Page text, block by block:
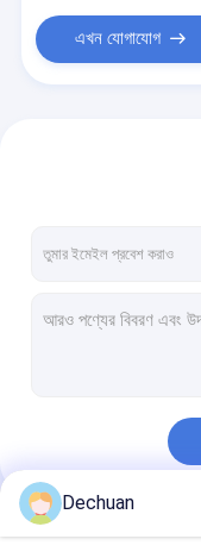
এখন যোগাযোগ
আমাদের বিভাগসমূহ
Dechuan